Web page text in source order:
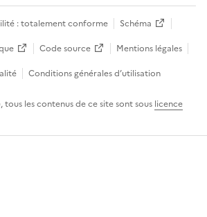
: totalement conforme
Schéma
Code source
Mentions légales
Conditions générales d’utilisation
les contenus de ce site sont sous licence